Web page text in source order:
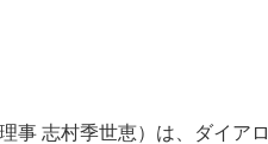
事 志村季世恵）は、ダイアロ